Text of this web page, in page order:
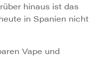
hinaus ist das
in Spanien nicht
Vape und